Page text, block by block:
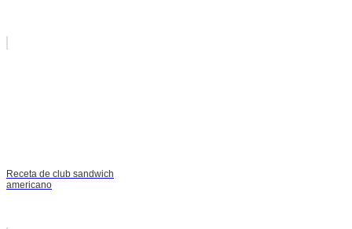
Receta de club sandwich
americano